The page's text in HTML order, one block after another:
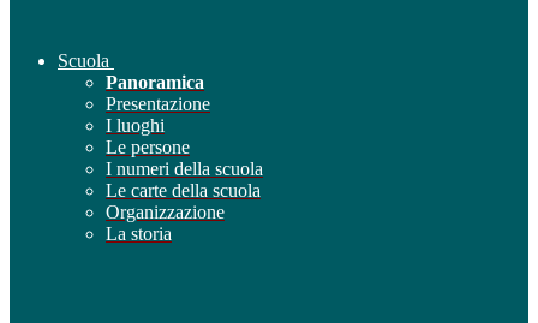
Scuola
Panoramica
Presentazione
I luoghi
Le persone
I numeri della scuola
Le carte della scuola
Organizzazione
La storia